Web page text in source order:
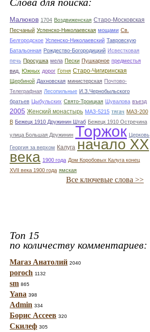
Малюков 1704 Воздвиженская Старо-Московская
Песчаный Успенско-Николаевская мощами Св.
Белгородское Успенско-Николаевский Тавровскую
Батальонная Рождество-Богородицкий Исвестковая
печь Просушка мела Пески Пушкарное предместья
вид.
Южных дорог Готня Старо-Чигиринская
Щербиной Дахновская министерская Почтово-
Телеграфная Лесопильные И.З.Чернобыльского
братьев Цыбульских Свято-Троицкая Шувалова въезд
2005 Женский монастырь МАЗ-5215 тягач МАЗ-200
В Бежецк 1910 Дружинин Штаб Бежецк 1910 Остречина
улица Большая Дружинин Торжок Церковь
Георгия за верхом Калуга начало ХХ
века 1900 года Дом Коробовых Калуга конец
ХVII века 1900 года ямская
Все ключевые слова >>
Топ 15
по количеству комментариев:
Магаз Анатолий 2040
poroch 1132
sm 865
Yana 398
Admin 334
Борис Ассеев 320
Скилеф 305